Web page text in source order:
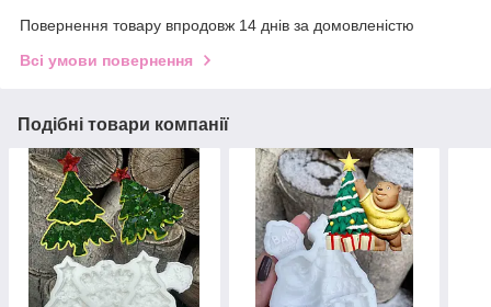
Повернення товару впродовж 14 днів за домовленістю
Всі умови повернення
Подібні товари компанії